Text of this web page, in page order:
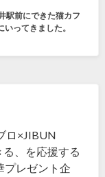
駅前にできた猫カフ
いってきました。
ロ×JIBUN
、を応援する
プレゼント企